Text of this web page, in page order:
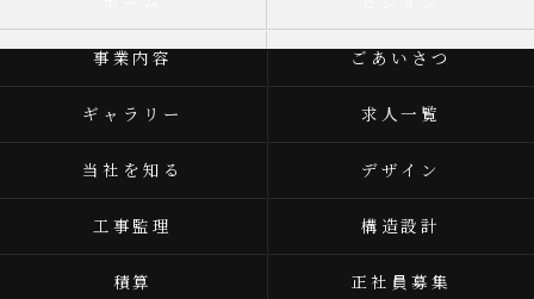
事業内容 ごあいさつ
ギャラリー 求人一覧
当社を知る デザイン
工事監理 構造設計
積算 正社員募集